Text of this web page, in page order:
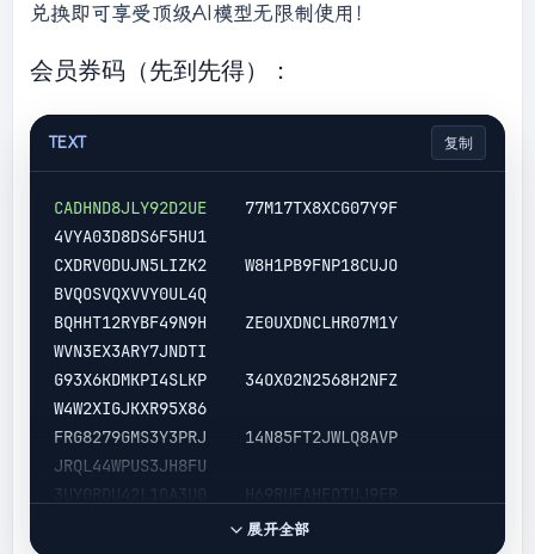
兑换即可享受顶级AI模型无限制使用！
会员券码（先到先得）：
TEXT 复制
CADHND8JLY92D2UE
    77M17TX8XCG07Y9F
4VYA03D8DS6F5HU1
CXDRV0DUJN5LIZK2    W8H1PB9FNP18CUJO
BVQOSVQXVVY0UL4Q
BQHHT12RYBF49N9H    ZE0UXDNCLHR07M1Y
WVN3EX3ARY7JNDTI
G93X6KDMKPI4SLKP    34OX02N2568H2NFZ
W4W2XIGJKXR95X86
FRG8279GMS3Y3PRJ    14N85FT2JWLQ8AVP
JRQL44WPUS3JH8FU
3UY0RDU42L10A3U0    H69RUFAHFOTUJ9ER
展开全部